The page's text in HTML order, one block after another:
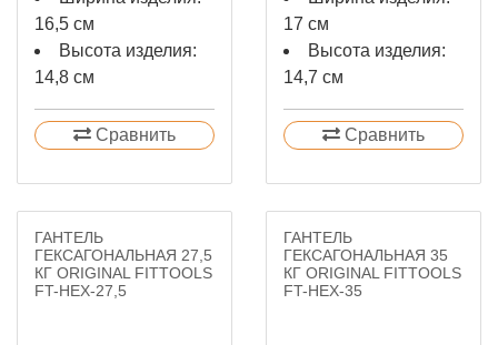
16,5 см
Высота изделия:
14,8 см
Сравнить
17 см
Высота изделия:
14,7 см
Сравнить
ГАНТЕЛЬ
ГЕКСАГОНАЛЬНАЯ 27,5
КГ ORIGINAL FITTOOLS
FT-HEX-27,5
ГАНТЕЛЬ
ГЕКСАГОНАЛЬНАЯ 35
КГ ORIGINAL FITTOOLS
FT-HEX-35